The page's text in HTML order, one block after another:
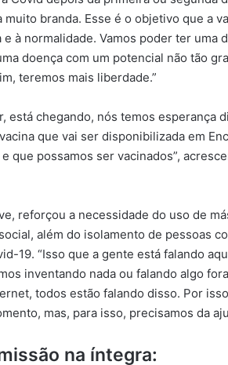
muito branda. Esse é o objetivo que a
à normalidade. Vamos poder ter uma
doença com um potencial não tão
teremos mais liberdade.”
está chegando, nós temos esperança
que vai ser disponibilizada em
que possamos ser vacinados”,
reforçou a necessidade do uso de
além do isolamento de pessoas
19. “Isso que a gente está falando
inventando nada ou falando algo
todos estão falando disso. Por
mas, para isso, precisamos da
na íntegra:
neste
sábado
Encantado ocorre neste
sábado